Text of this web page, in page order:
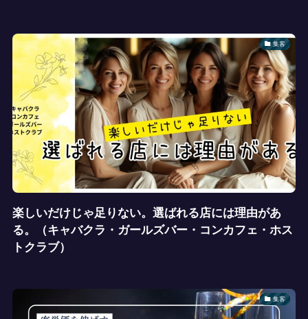
集客
楽しいだけじゃ足りない。選ばれる店には理由があ
る。（キャバクラ・ガールズバー・コンカフェ・ホス
トクラブ）
集客